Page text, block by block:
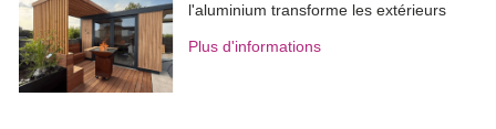
l'aluminium transforme les extérieurs
Plus d'informations